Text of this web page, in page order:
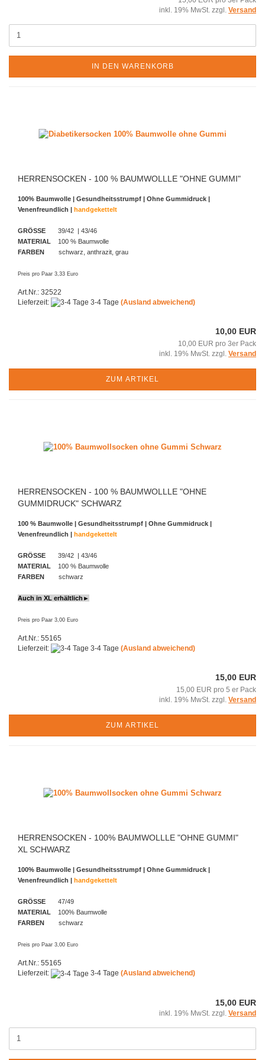
inkl. 19% MwSt. zzgl. Versand
IN DEN WARENKORB
HERRENSOCKEN - 100 % BAUMWOLLLE "OHNE GUMMI"
100% Baumwolle | Gesundheitsstrumpf | Ohne Gummidruck |
Venenfreundlich | handgekettelt
GRÖSSE 39/42 | 43/46
MATERIAL 100 % Baumwolle
FARBEN
schwarz, anthrazit, grau
Preis pro Paar 3,33 Euro
Art.Nr.: 32522
Lieferzeit:
3-4 Tage (Ausland abweichend)
10,00 EUR
10,00 EUR pro 3er Pack
inkl. 19% MwSt. zzgl. Versand
ZUM ARTIKEL
HERRENSOCKEN - 100 % BAUMWOLLLE "OHNE
GUMMIDRUCK" SCHWARZ
100 % Baumwolle | Gesundheitsstrumpf | Ohne Gummidruck |
Venenfreundlich | handgekettelt
GRÖSSE 39/42 | 43/46
MATERIAL 100 % Baumwolle
FARBEN
schwarz
Auch in XL erhältlich►
Preis pro Paar 3,00 Euro
Art.Nr.: 55165
Lieferzeit:
3-4 Tage (Ausland abweichend)
15,00 EUR
15,00 EUR pro 5 er Pack
inkl. 19% MwSt. zzgl. Versand
ZUM ARTIKEL
HERRENSOCKEN - 100% BAUMWOLLLE "OHNE GUMMI"
XL SCHWARZ
100% Baumwolle | Gesundheitsstrumpf |
Ohne Gummidruck |
Venenfreundlich |
handgekettelt
GRÖSSE 47/49
MATERIAL 100% Baumwolle
FARBEN
schwarz
Preis pro Paar 3,00 Euro
Art.Nr.: 55165
Lieferzeit:
3-4 Tage (Ausland abweichend)
15,00 EUR
inkl. 19% MwSt. zzgl. Versand